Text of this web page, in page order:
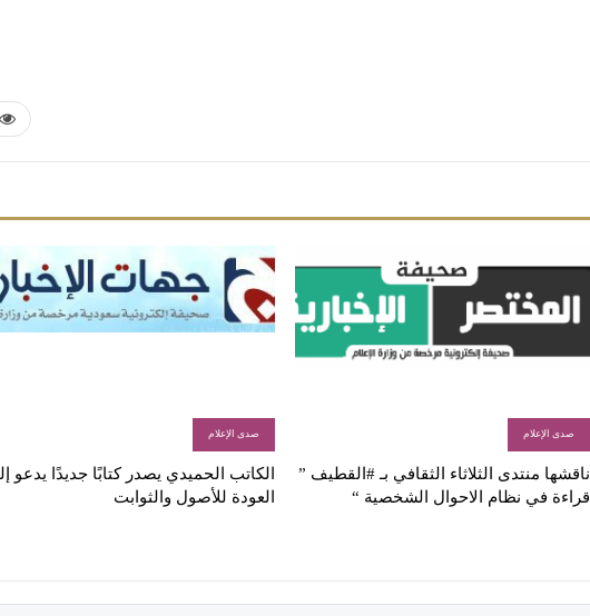
صدى الإعلام
ناقشها منتدى الثلاثاء الثقافي بـ #القطيف ”
قراءة في نظام الاحوال الشخصية “
صدى الإعلام
الكاتب الحميدي يصدر كتابًا جديدًا يدعو
العودة للأصول والثوابت